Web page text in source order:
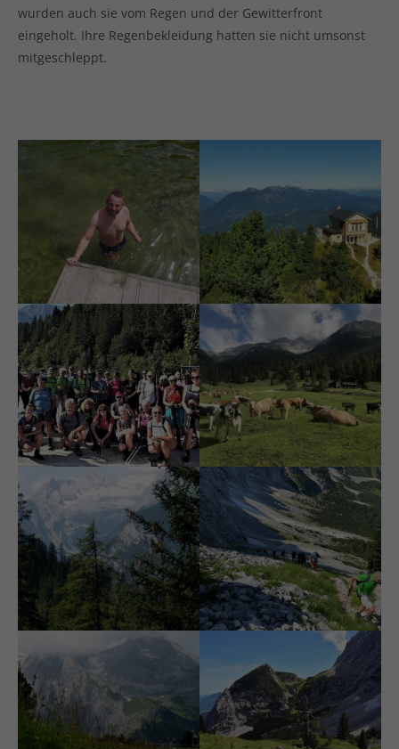
wurden auch sie vom Regen und der Gewitterfront
eingeholt. Ihre Regenbekleidung hatten sie nicht umsonst
mitgeschleppt.